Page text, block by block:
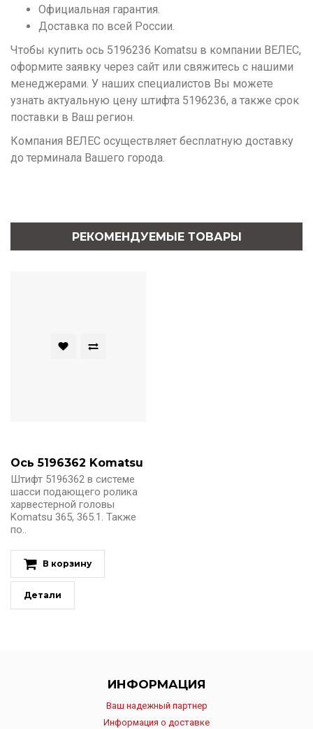
Официальная гарантия.
Доставка по всей России.
Чтобы купить ось 5196236 Komatsu в компании ВЕЛЕС,
оформите заявку через сайт или свяжитесь с нашими
менеджерами. У наших специалистов Вы можете
узнать актуальную цену штифта 5196236, а также срок
поставки в Ваш регион.
Компания ВЕЛЕС осуществляет бесплатную доставку
до терминала Вашего города.
РЕКОМЕНДУЕМЫЕ ТОВАРЫ
Ось 5196362 Komatsu
Штифт 5196362 в системе
шасси подающего ролика
харвестерной головы
Komatsu 365, 365.1. Также
по..
В корзину
Детали
ИНФОРМАЦИЯ
Ваш надежный партнер
Информация о доставке